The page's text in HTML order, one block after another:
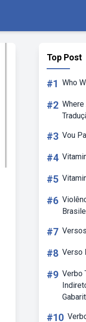
Top Post
#1 Who
#2 Where
#3 Vou
#4
#5
#6
#7
#8 Verso
#9 Verbo
#10